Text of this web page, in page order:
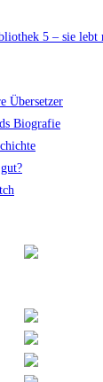
5 – sie lebt
Übersetzer
Biografie